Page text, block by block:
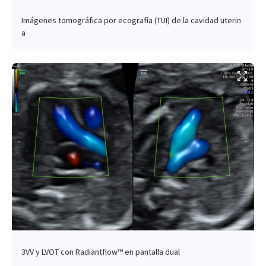
Imágenes tomográfica por ecografía (TUI) de la cavidad uterin
a
3VV y LVOT con Radiantflow™ en pantalla dual